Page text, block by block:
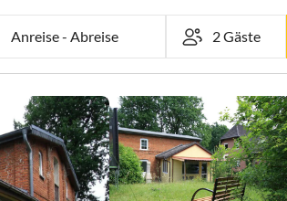
Anreise-Abreise